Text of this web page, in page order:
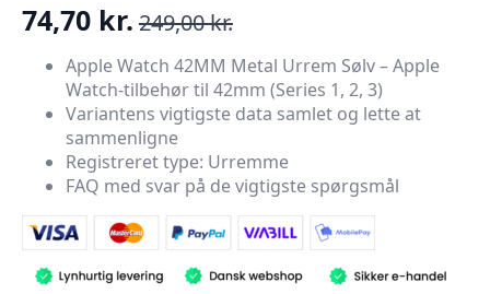
249,00kr.
Den
oprindelige
pris
var:
249,00 kr..
74,70 kr.
Den
aktuelle
pris
74,70 kr..
Apple Watch 42MM Metal Urrem Sølv – Apple
Watch-tilbehør til 42mm (Series 1, 2, 3)
Variantens vigtigste data samlet og lette at
sammenligne
Registreret type: Urremme
FAQ med svar på de vigtigste spørgsmål